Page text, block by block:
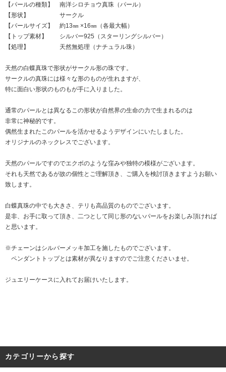
【パールの種類】 南洋シロチョウ真珠（パール）
【形状】 サークル
【パールサイズ】 約13㎜ ×16㎜（各最大幅）
【トップ素材】 シルバー925（スターリングシルバー）
【処理】 天然無処理（ナチュラル珠）
天然の白蝶真珠で形状がサークル形の珠です。
サークルの真珠には様々な形のものが生れますが、
特に面白い形状のものもが手に入りました。
通常のパールとは異なるこの形状が自然界の生命の力で生まれるのは
非常に神秘的です。
偶然生まれたこのパールを活かせるようデザインにいたしました。
オリジナルのネックレスでございます。
天然のパールですのでエクボのような窪みや独特の模様がございます。
それも天然であるが故の個性とご理解頂き、ご購入を検討頂きますようお願い
致します。
白蝶真珠の中でも大きさ、テリも高品質のものでございます。
是非、お手に取って頂き、二つとして同じ形のないパールをお楽しみ頂ければ
と思います。
※チェーンはシルバーメッキ加工を施したものでございます。
ペンダントトップとは素材が異なりますのでご注意くださいませ。
ジュエリーケースに入れてお届けいたします。
カテゴリーから探す